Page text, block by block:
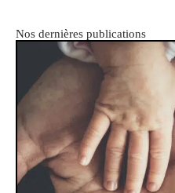
Nos dernières publications